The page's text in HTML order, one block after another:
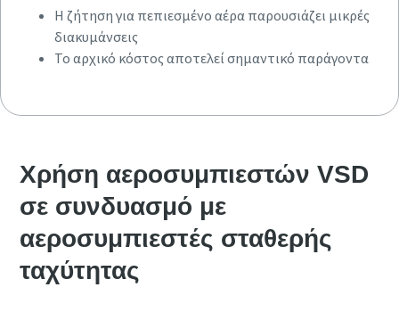
Η ζήτηση για πεπιεσμένο αέρα παρουσιάζει μικρές
διακυμάνσεις
Το αρχικό κόστος αποτελεί σημαντικό παράγοντα
Η ζήτηση για πεπιεσμένο αέρα παρουσιάζει μικρές
διακυμάνσεις
Χρήση αεροσυμπιεστών VSD
σε συνδυασμό με
αεροσυμπιεστές σταθερής
ταχύτητας